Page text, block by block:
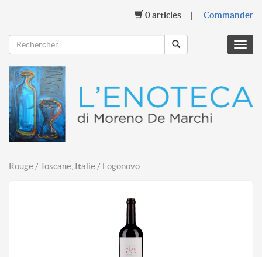
0articles Commander
Menu
Rouge / Toscane, Italie / Logonovo